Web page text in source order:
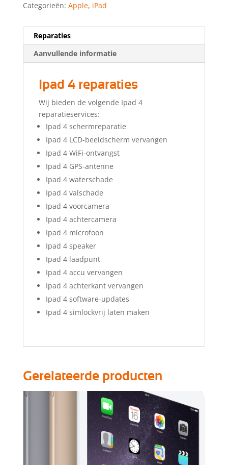
Categorieën: Apple, iPad
Reparaties
Aanvullende informatie
Ipad 4 reparaties
Wij bieden de volgende Ipad 4
reparatieservices:
Ipad 4 schermreparatie
Ipad 4 LCD-beeldscherm vervangen
Ipad 4 WiFi-ontvangst
Ipad 4 GPS-antenne
Ipad 4 waterschade
Ipad 4 valschade
Ipad 4 voorcamera
Ipad 4 achtercamera
Ipad 4 microfoon
Ipad 4 speaker
Ipad 4 laadpunt
Ipad 4 accu vervangen
Ipad 4 achterkant vervangen
Ipad 4 software-updates
Ipad 4 simlockvrij laten maken
Gerelateerde producten